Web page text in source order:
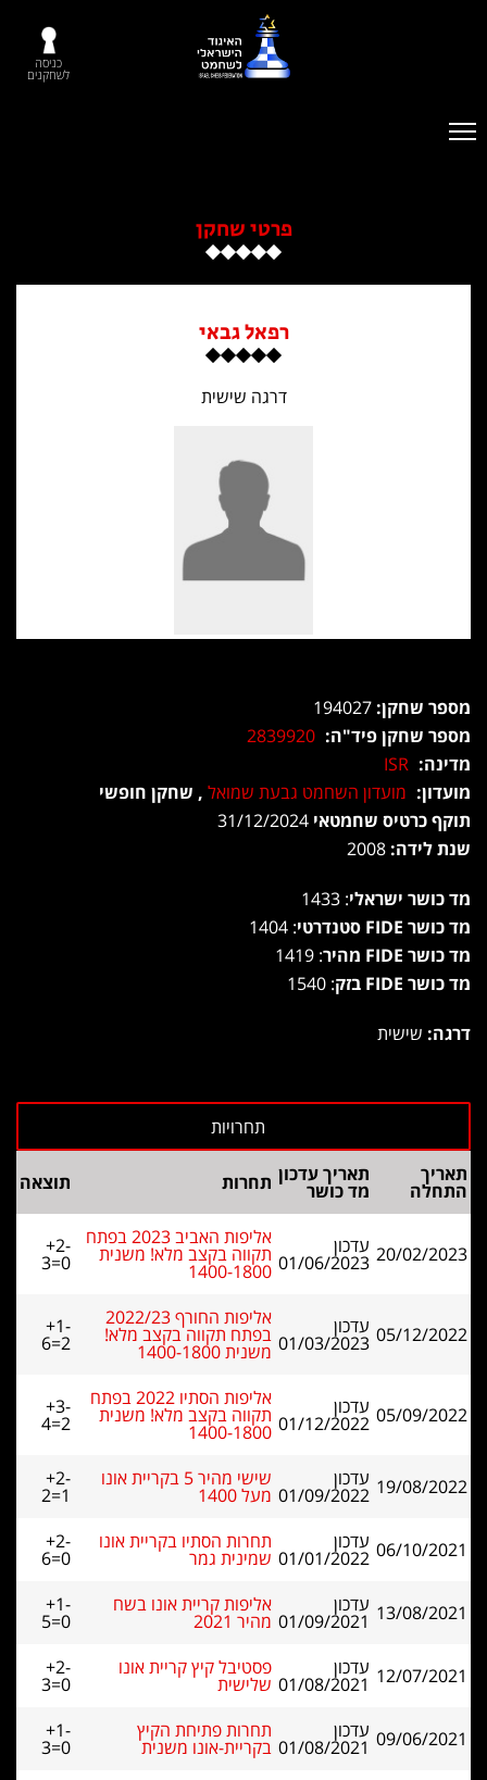
כניסה
לשחקנים
פרטי שחקן
רפאל גבאי
דרגה שישית
מספר שחקן:
מספר שחקן פיד"ה: 2839920
מדינה: ISR
מועדון: מועדון השחמט גבעת שמואל , שחקן חופשי
תוקף כרטיס שחמטאי
שנת לידה:
מד כושר ישראלי: 1433
מד כושר FIDE סטנדרטי
: 1404
מד כושר FIDE מהיר
: 1419
מד כושר FIDE בזק
: 1540
דרגה: שישית
תאריך
התחלה
תאריך עדכון
מד כושר תחרות תוצאה
20/02/2023 עדכון
01/06/2023
אליפות האביב 2023 בפתח
תקווה בקצב מלא! משנית
1400-1800
+2-
3=0
05/12/2022 עדכון
01/03/2023
אליפות החורף 2022/23
בפתח תקווה בקצב מלא!
משנית 1400-1800
+1-
6=2
05/09/2022 עדכון
01/12/2022
אליפות הסתיו 2022 בפתח
תקווה בקצב מלא! משנית
1400-1800
+3-
4=2
19/08/2022 עדכון
01/09/2022
שישי מהיר 5 בקריית אונו
מעל 1400
+2-
2=1
06/10/2021 עדכון
01/01/2022
תחרות הסתיו בקריית אונו
שמינית גמר
+2-
6=0
13/08/2021 עדכון
01/09/2021
אליפות קריית אונו בשח
מהיר 2021
+1-
5=0
12/07/2021 עדכון
01/08/2021
פסטיבל קיץ קריית אונו
שלישית
+2-
3=0
09/06/2021 עדכון
01/08/2021
תחרות פתיחת הקיץ
בקריית-אונו משנית
+1-
3=0